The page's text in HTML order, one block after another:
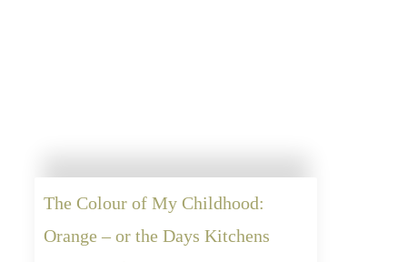
The Colour of My Childhood:
Orange – or the Days Kitchens